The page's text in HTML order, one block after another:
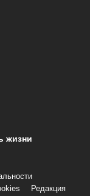
жизни
Редакция